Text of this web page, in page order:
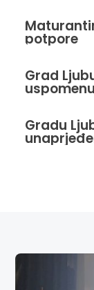
potpore
Grad
Gradu